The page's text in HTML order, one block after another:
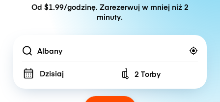
Od $1.99/godzinę. Zarezerwuj w mniej niż 2
minuty.
Location
Dzisiaj Number of bags
2 Torby